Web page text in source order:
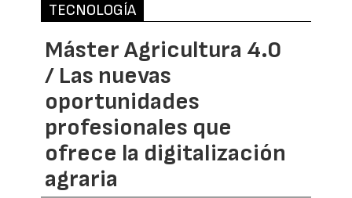
TECNOLOGÍA
Máster Agricultura 4.0
/ Las nuevas
oportunidades
profesionales que
ofrece la digitalización
agraria